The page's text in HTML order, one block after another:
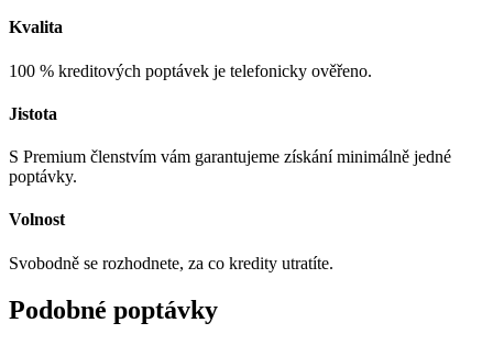
Kvalita
100 % kreditových poptávek je telefonicky ověřeno.
Jistota
S Premium členstvím vám garantujeme získání minimálně jedné
poptávky.
Volnost
Svobodně se rozhodnete, za co kredity utratíte.
Podobné poptávky